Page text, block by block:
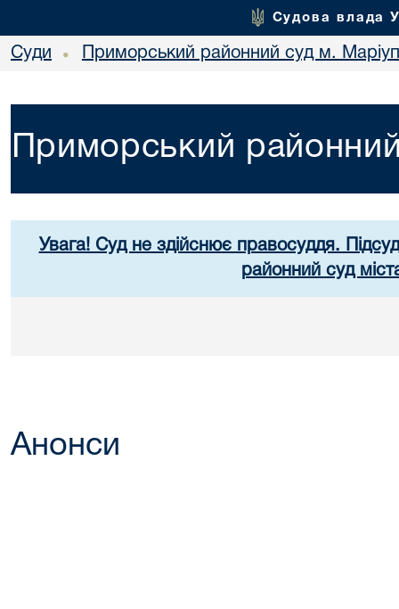
Судова влада
Суди • Приморський районний суд м.
Приморський
Увага! Суд не здійснює правосуддя.
районний суд
Анонси